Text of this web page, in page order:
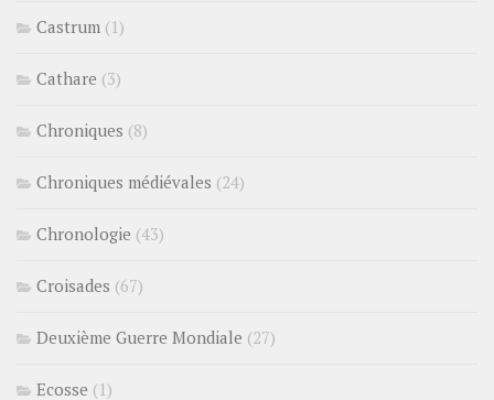
Castrum (1)
Cathare (3)
Chroniques (8)
Chroniques médiévales (24)
Chronologie (43)
Croisades (67)
Deuxième Guerre Mondiale (27)
Ecosse (1)